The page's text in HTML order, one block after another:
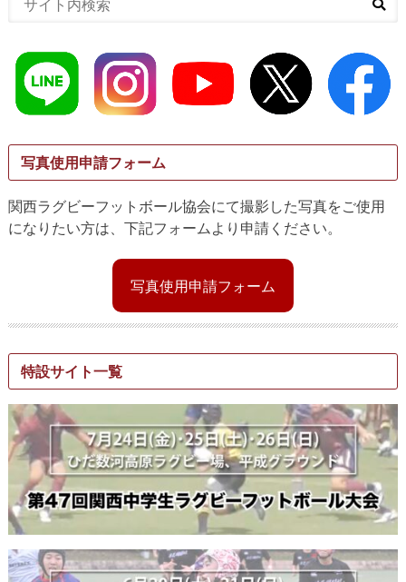
写真使用申請フォーム
関西ラグビーフットボール協会にて撮影した写真をご使用
になりたい方は、下記フォームより申請ください。
写真使用申請フォーム
特設サイト一覧